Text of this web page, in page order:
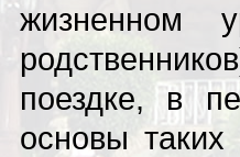
жизненном
поездке, в
основы